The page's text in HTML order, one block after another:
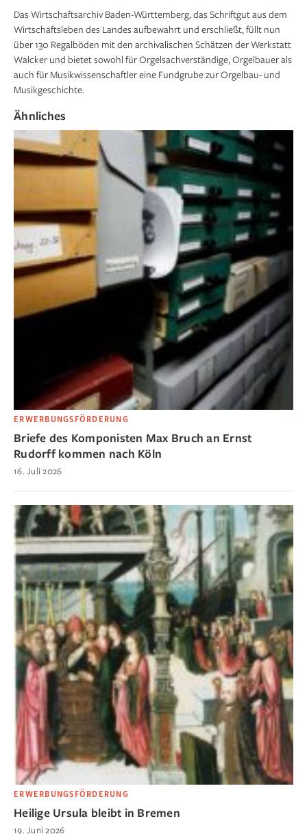
Das Wirtschaftsarchiv Baden-Württemberg, das Schriftgut aus dem
Wirtschaftsleben des Landes aufbewahrt und erschließt, füllt nun
über 130 Regalböden mit den archivalischen Schätzen der Werkstatt
Walcker und bietet sowohl für Orgelsachverständige, Orgelbauer als
auch für Musikwissenschaftler eine Fundgrube zur Orgelbau- und
Musikgeschichte.
Ähnliches
ERWERBUNGSFÖRDERUNG
Briefe des Komponisten Max Bruch an Ernst
Rudorff kommen nach Köln
16. Juli 2026
ERWERBUNGSFÖRDERUNG
Heilige Ursula bleibt in Bremen
19. Juni 2026